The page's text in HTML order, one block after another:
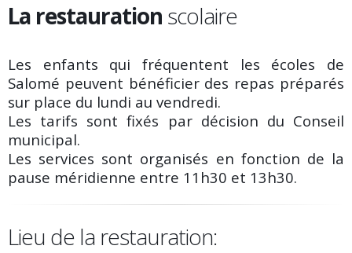
La restauration scolaire
Les enfants qui fréquentent les écoles de
Salomé peuvent bénéficier des repas préparés
sur place du lundi au vendredi.
Les tarifs sont fixés par décision du Conseil
municipal.
Les services sont organisés en fonction de la
pause méridienne entre 11h30 et 13h30.
Lieu de la restauration: